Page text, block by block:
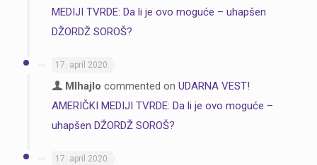
MEDIJI TVRDE: Da li je ovo moguće – uhapšen
DŽORDŽ SOROŠ?
17. april 2020.
MIhajlo commented on UDARNA VEST!
AMERIČKI MEDIJI TVRDE: Da li je ovo moguće –
uhapšen DŽORDŽ SOROŠ?
17. april 2020.